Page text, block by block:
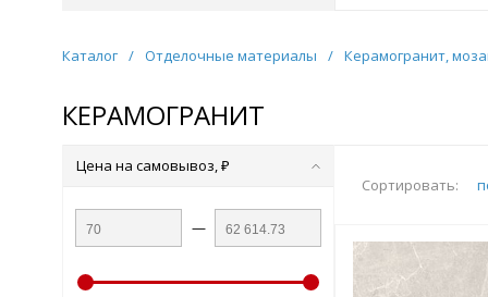
Каталог / Отделочные материалы / Керамогранит,
КЕРАМОГРАНИТ
Сортировать:
Цена на самовывоз, ₽
—